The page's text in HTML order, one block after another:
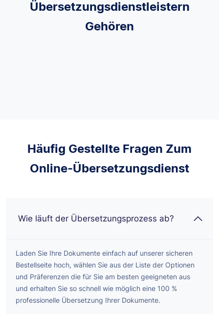
Übersetzungsdienstleistern
Gehören
Häufig Gestellte Fragen Zum
Online-Übersetzungsdienst
Wie läuft der Übersetzungsprozess ab?
Laden Sie Ihre Dokumente einfach auf unserer sicheren
Bestellseite hoch, wählen Sie aus der Liste der Optionen
und Präferenzen die für Sie am besten geeigneten aus
und erhalten Sie so schnell wie möglich eine 100 %
professionelle Übersetzung Ihrer Dokumente.